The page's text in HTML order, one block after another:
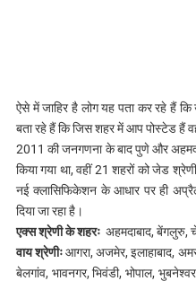
ऐसे में जाहिर है लोग यह पता कर रहे हैं
बता रहे हैं कि जिस शहर में आप पोस्टेड हैं
2011 की जनगणना के बाद पुणे और
किया गया था, वहीं 21 शहरों को जेड
नई क्लासिफिकेशन के आधार पर ही
दिया जा रहा है।
एक्स श्रेणी के शहरः अहमदाबाद, बेंगलुरु,
वाय श्रेणीःआगरा, अजमेर, इलाहाबाद,
बेलगांव, भावनगर, भिवंडी, भोपाल,